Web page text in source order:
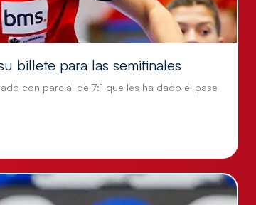
billete para las semifinales
con parcial de 7:1 que les ha dado el pase